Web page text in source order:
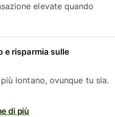
elevate quando
e risparmia sulle
lontano, ovunque tu sia.
di più